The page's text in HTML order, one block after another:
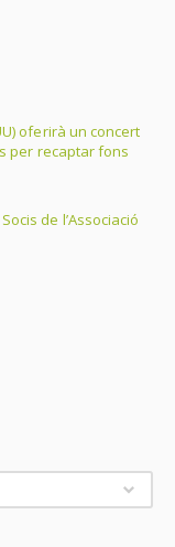
oferirà un concert
per recaptar fons
de l’Associació